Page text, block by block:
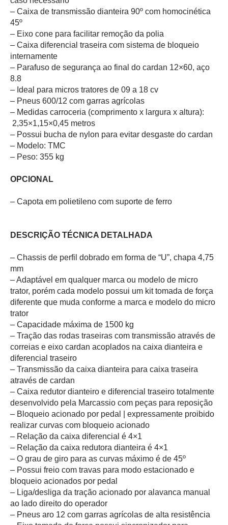
– Caixa de transmissão dianteira 90º com homocinética
45º
– Eixo cone para facilitar remoção da polia
– Caixa diferencial traseira com sistema de bloqueio
internamente
– Parafuso de segurança ao final do cardan 12×60, aço
8.8
– Ideal para micros tratores de 09 a 18 cv
– Pneus 600/12 com garras agrícolas
– Medidas carroceria (comprimento x largura x altura):
2,35×1,15×0,45 metros
– Possui bucha de nylon para evitar desgaste do cardan
– Modelo: TMC
– Peso: 355 kg
OPCIONAL
– Capota em polietileno com suporte de ferro
DESCRIÇÃO TÉCNICA DETALHADA
– Chassis de perfil dobrado em forma de “U”, chapa 4,75
mm
– Adaptável em qualquer marca ou modelo de micro
trator, porém cada modelo possui um kit tomada de força
diferente que muda conforme a marca e modelo do micro
trator
– Capacidade máxima de 1500 kg
– Tração das rodas traseiras com transmissão através de
correias e eixo cardan acoplados na caixa dianteira e
diferencial traseiro
– Transmissão da caixa dianteira para caixa traseira
através de cardan
– Caixa redutor dianteiro e diferencial traseiro totalmente
desenvolvido pela Marcassio com peças para reposição
– Bloqueio acionado por pedal | expressamente proibido
realizar curvas com bloqueio acionado
– Relação da caixa diferencial é 4×1
– Relação da caixa redutora dianteira é 4×1
– O grau de giro para as curvas máximo é de 45º
– Possui freio com travas para modo estacionado e
bloqueio acionados por pedal
– Liga/desliga da tração acionado por alavanca manual
ao lado direito do operador
– Pneus aro 12 com garras agrícolas de alta resistência